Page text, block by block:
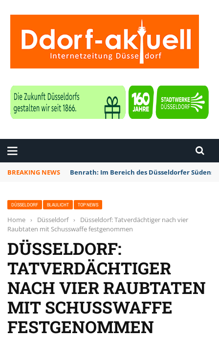
BREAKING NEWS Benrath: Im Bereich des Düsseldorfer
DÜSSELDORF BLAULICHT TOP NEWS
Home › Düsseldorf ›
Düsseldorf: Tatverdächtiger nach vier
Raubtaten mit Schusswaffe festgenommen
DÜSSELDORF:
TATVERDÄCHTIGER
NACH VIER RAUBTATEN
MIT SCHUSSWAFFE
FESTGENOMMEN